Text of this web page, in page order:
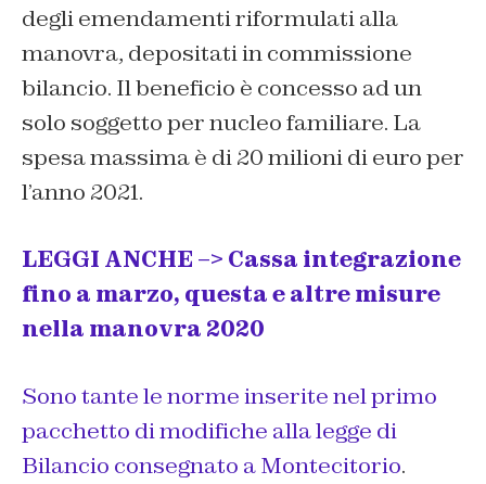
degli emendamenti riformulati alla
manovra, depositati in commissione
bilancio. Il beneficio è concesso ad un
solo soggetto per nucleo familiare. La
spesa massima è di 20 milioni di euro per
l’anno 2021.
LEGGI ANCHE –> Cassa integrazione
fino a marzo, questa e altre misure
nella manovra 2020
Sono tante le norme inserite nel primo
pacchetto di modifiche alla legge di
Bilancio consegnato a Montecitorio.